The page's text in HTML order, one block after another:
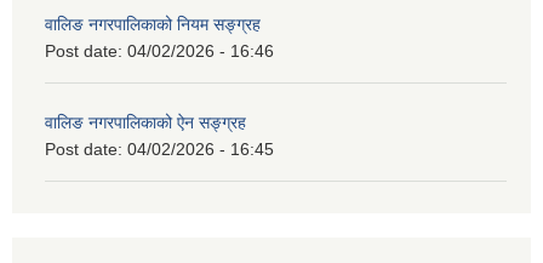
वालिङ नगरपालिकाको नियम सङ्ग्रह
Post date: 04/02/2026 - 16:46
वालिङ नगरपालिकाको ऐन सङ्ग्रह
Post date: 04/02/2026 - 16:45